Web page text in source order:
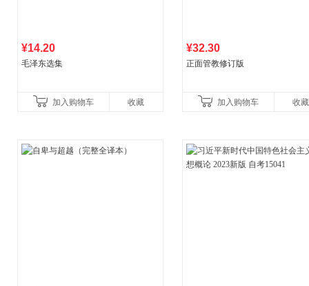
¥14.20
毛泽东选集
加入购物车 收藏
¥32.30
正面管教修订版
加入购物车 收藏